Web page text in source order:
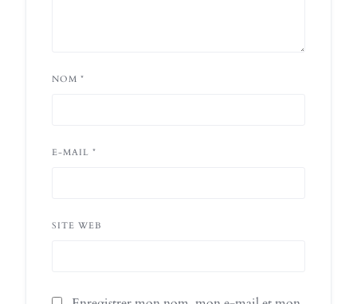
NOM *
E-MAIL *
SITE WEB